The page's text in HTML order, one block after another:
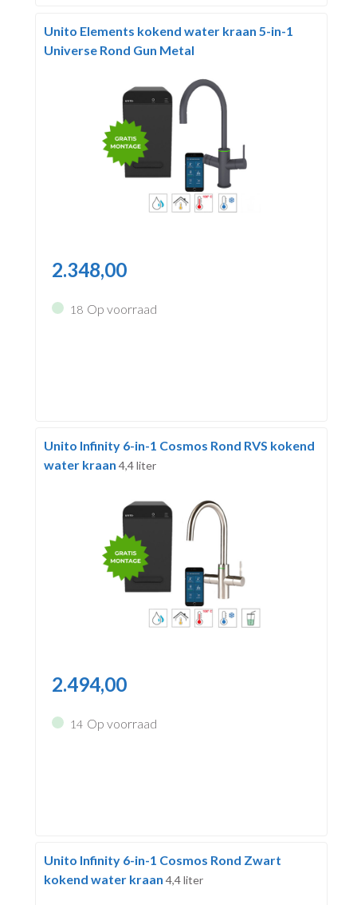
Unito Elements kokend water kraan 5-in-1
Universe Rond Gun Metal
2.348,00
18 Op voorraad
Unito Infinity 6-in-1 Cosmos Rond RVS kokend
water kraan 4,4 liter
2.494,00
14 Op voorraad
Unito Infinity 6-in-1 Cosmos Rond Zwart
kokend water kraan 4,4 liter